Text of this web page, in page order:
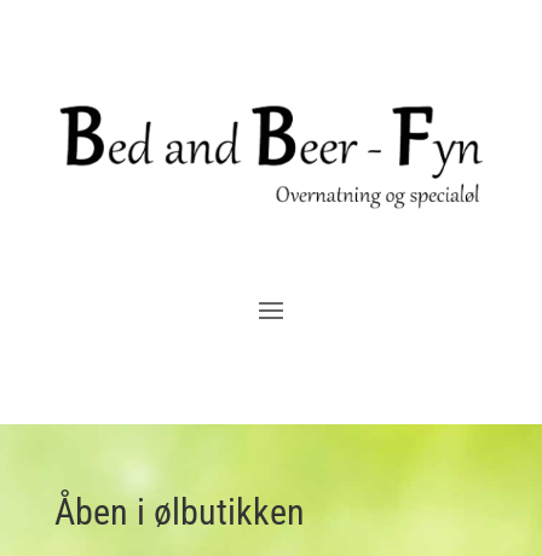
Åben i ølbutikken